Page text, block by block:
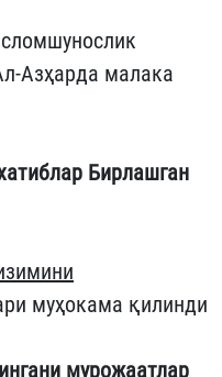
Азҳарда малака
Бирлашган
муҳокама қилинди
мурожаатлар